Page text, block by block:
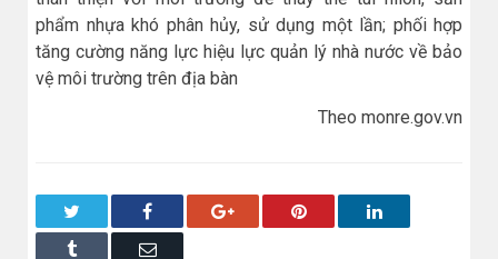
phẩm nhựa khó phân hủy, sử dụng một lần; phối hợp
tăng cường năng lực hiệu lực quản lý nhà nước về bảo
vệ môi trường trên địa bàn
Theo monre.gov.vn
Facebook Google+ Pinterest LinkedIn
Tumblr Email